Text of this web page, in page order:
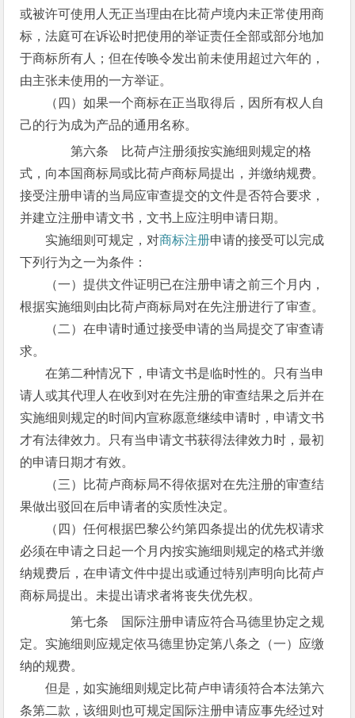
或被许可使用人无正当理由在比荷卢境内未正常使用商
标，法庭可在诉讼时把使用的举证责任全部或部分地加
于商标所有人；但在传唤令发出前未使用超过六年的，
由主张未使用的一方举证。
（四）如果一个商标在正当取得后，因所有权人自
己的行为成为产品的通用名称。
第六条 比荷卢注册须按实施细则规定的格
式，向本国商标局或比荷卢商标局提出，并缴纳规费。
接受注册申请的当局应审查提交的文件是否符合要求，
并建立注册申请文书，文书上应注明申请日期。
实施细则可规定，对商标注册申请的接受可以完成
下列行为之一为条件：
（一）提供文件证明已在注册申请之前三个月内，
根据实施细则由比荷卢商标局对在先注册进行了审查。
（二）在申请时通过接受申请的当局提交了审查请
求。
在第二种情况下，申请文书是临时性的。只有当申
请人或其代理人在收到对在先注册的审查结果之后并在
实施细则规定的时间内宣称愿意继续申请时，申请文书
才有法律效力。只有当申请文书获得法律效力时，最初
的申请日期才有效。
（三）比荷卢商标局不得依据对在先注册的审查结
果做出驳回在后申请者的实质性决定。
（四）任何根据巴黎公约第四条提出的优先权请求
必须在申请之日起一个月内按实施细则规定的格式并缴
纳规费后，在申请文件中提出或通过特别声明向比荷卢
商标局提出。未提出请求者将丧失优先权。
第七条 国际注册申请应符合马德里协定之规
定。实施细则应规定依马德里协定第八条之（一）应缴
纳的规费。
但是，如实施细则规定比荷卢申请须符合本法第六
条第二款，该细则也可规定国际注册申请应事先经过对